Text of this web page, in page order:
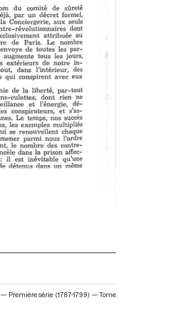
Première série (1787-1799) — Tome